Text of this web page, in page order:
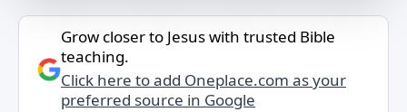
Grow closer to Jesus with trusted Bible
teaching.
Click here to add Oneplace.com as your
preferred source in Google